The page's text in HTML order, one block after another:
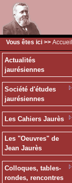
Vous êtes ici >> Accueil
Actualités
jaurésiennes
Société d'études
jaurésiennes
Les Cahiers Jaurès
Les "Oeuvres" de
Jean Jaurès
Colloques, tables-
rondes, rencontres